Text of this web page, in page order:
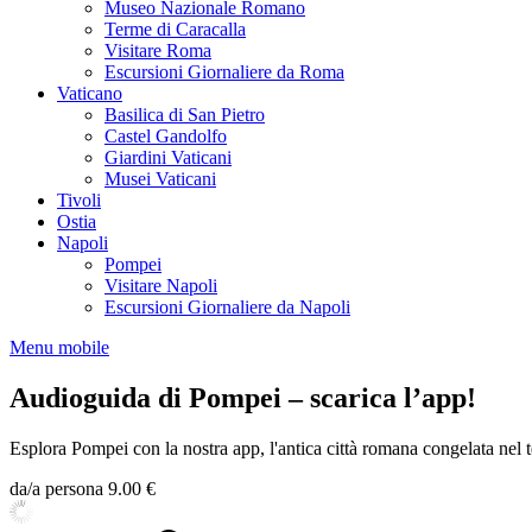
Museo Nazionale Romano
Terme di Caracalla
Visitare Roma
Escursioni Giornaliere da Roma
Vaticano
Basilica di San Pietro
Castel Gandolfo
Giardini Vaticani
Musei Vaticani
Tivoli
Ostia
Napoli
Pompei
Visitare Napoli
Escursioni Giornaliere da Napoli
Menu mobile
Audioguida di Pompei – scarica l’app!
Esplora Pompei con la nostra app, l'antica città romana congelata nel
da/a persona 9.00 €